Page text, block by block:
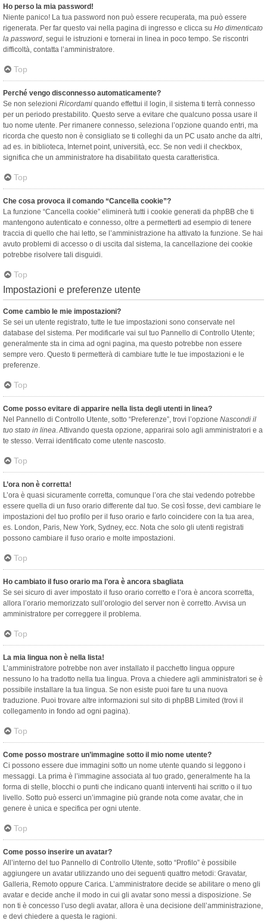
Ho perso la mia password!
Niente panico! La tua password non può essere recuperata, ma può essere
rigenerata. Per far questo vai nella pagina di ingresso e clicca su Ho dimenticato
la password, segui le istruzioni e tornerai in linea in poco tempo. Se riscontri
difficoltà, contatta l’amministratore.
Top
Perché vengo disconnesso automaticamente?
Se non selezioni Ricordami quando effettui il login, il sistema ti terrà connesso
per un periodo prestabilito. Questo serve a evitare che qualcuno possa usare il
tuo nome utente. Per rimanere connesso, seleziona l’opzione quando entri, ma
ricorda che questo non è consigliato se ti colleghi da un PC usato anche da altri,
ad es. in biblioteca, Internet point, università, ecc. Se non vedi il checkbox,
significa che un amministratore ha disabilitato questa caratteristica.
Top
Che cosa provoca il comando “Cancella cookie”?
La funzione “Cancella cookie” eliminerà tutti i cookie generati da phpBB che ti
mantengono autenticato e connesso, oltre a permetterti ad esempio di tenere
traccia di quello che hai letto, se l’amministrazione ha attivato la funzione. Se hai
avuto problemi di accesso o di uscita dal sistema, la cancellazione dei cookie
potrebbe risolvere tali disguidi.
Top
Impostazioni e preferenze utente
Come cambio le mie impostazioni?
Se sei un utente registrato, tutte le tue impostazioni sono conservate nel
database del sistema. Per modificarle vai sul tuo Pannello di Controllo Utente;
generalmente sta in cima ad ogni pagina, ma questo potrebbe non essere
sempre vero. Questo ti permetterà di cambiare tutte le tue impostazioni e le
preferenze.
Top
Come posso evitare di apparire nella lista degli utenti in linea?
Nel Pannello di Controllo Utente, sotto “Preferenze”, trovi l’opzione Nascondi il
tuo stato in linea. Attivando questa opzione, apparirai solo agli amministratori e a
te stesso. Verrai identificato come utente nascosto.
Top
L’ora non è corretta!
L’ora è quasi sicuramente corretta, comunque l’ora che stai vedendo potrebbe
essere quella di un fuso orario differente dal tuo. Se così fosse, devi cambiare le
impostazioni del tuo profilo per il fuso orario e farlo coincidere con la tua area,
es. London, Paris, New York, Sydney, ecc. Nota che solo gli utenti registrati
possono cambiare il fuso orario e molte impostazioni.
Top
Ho cambiato il fuso orario ma l’ora è ancora sbagliata
Se sei sicuro di aver impostato il fuso orario corretto e l’ora è ancora scorretta,
allora l’orario memorizzato sull’orologio del server non è corretto. Avvisa un
amministratore per correggere il problema.
Top
La mia lingua non è nella lista!
L’amministratore potrebbe non aver installato il pacchetto lingua oppure
nessuno lo ha tradotto nella tua lingua. Prova a chiedere agli amministratori se è
possibile installare la tua lingua. Se non esiste puoi fare tu una nuova
traduzione. Puoi trovare altre informazioni sul sito di phpBB Limited (trovi il
collegamento in fondo ad ogni pagina).
Top
Come posso mostrare un’immagine sotto il mio nome utente?
Ci possono essere due immagini sotto un nome utente quando si leggono i
messaggi. La prima è l’immagine associata al tuo grado, generalmente ha la
forma di stelle, blocchi o punti che indicano quanti interventi hai scritto o il tuo
livello. Sotto può esserci un’immagine più grande nota come avatar, che in
genere è unica e specifica per ogni utente.
Top
Come posso inserire un avatar?
All’interno del tuo Pannello di Controllo Utente, sotto “Profilo” è possibile
aggiungere un avatar utilizzando uno dei seguenti quattro metodi: Gravatar,
Galleria, Remoto oppure Carica. L’amministratore decide se abilitare o meno gli
avatar e decide anche il modo in cui gli avatar sono messi a disposizione. Se
non ti è concesso l’uso degli avatar, allora è una decisione dell’amministrazione,
e devi chiedere a questa le ragioni.